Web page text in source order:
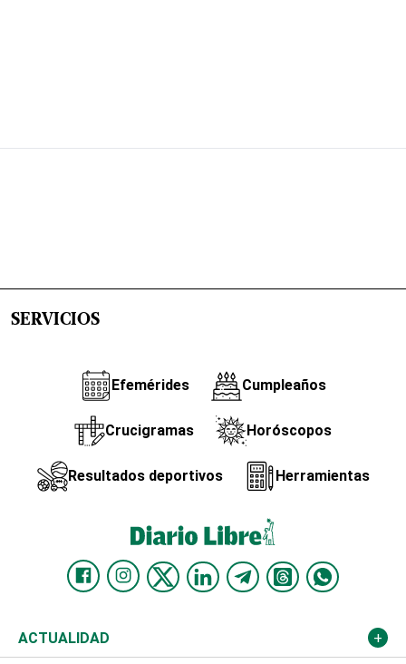
SERVICIOS
Efemérides Cumpleaños
Crucigramas Horóscopos
Resultados deportivos Herramientas
ACTUALIDAD